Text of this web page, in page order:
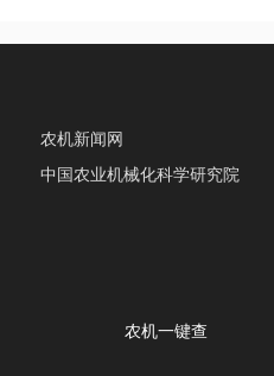
农机新闻网
中国农业机械化科学研究院
农机一键查